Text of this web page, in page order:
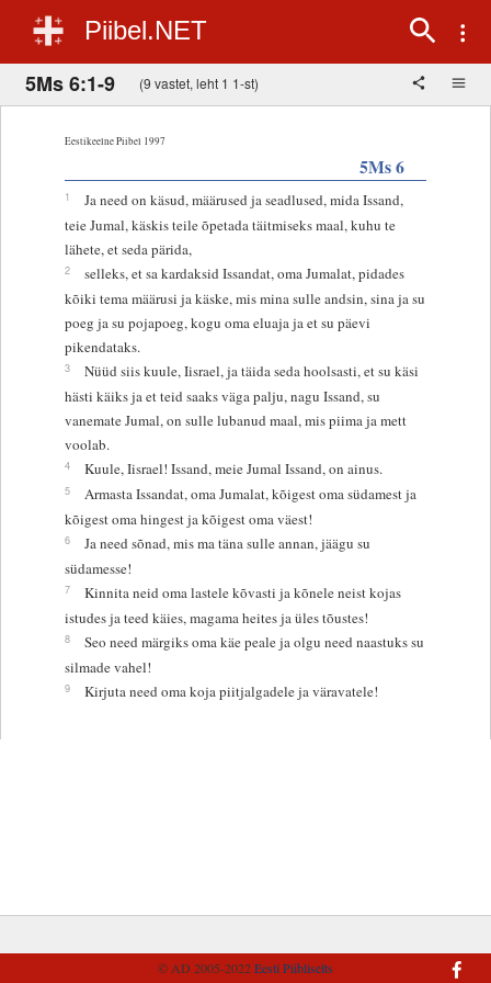
Piibel.NET
5Ms 6:1-9 (9 vastet, leht 1 1-st)
Eestikeelne Piibel 1997
5Ms 6
1
Ja need on käsud, määrused ja seadlused, mida Issand,
teie Jumal, käskis teile õpetada täitmiseks maal, kuhu te
lähete, et seda pärida,
2
selleks, et sa kardaksid Issandat, oma Jumalat, pidades
kõiki tema määrusi ja käske, mis mina sulle andsin, sina ja su
poeg ja su pojapoeg, kogu oma eluaja ja et su päevi
pikendataks.
3
Nüüd siis kuule, Iisrael, ja täida seda hoolsasti, et su käsi
hästi käiks ja et teid saaks väga palju, nagu Issand, su
vanemate Jumal, on sulle lubanud maal, mis piima ja mett
voolab.
4 Kuule, Iisrael! Issand, meie Jumal Issand, on ainus.
5
Armasta Issandat, oma Jumalat, kõigest oma südamest ja
kõigest oma hingest ja kõigest oma väest!
6
Ja need sõnad, mis ma täna sulle annan, jäägu su
südamesse!
7
Kinnita neid oma lastele kõvasti ja kõnele neist kojas
istudes ja teed käies, magama heites ja üles tõustes!
8
Seo need märgiks oma käe peale ja olgu need naastuks su
silmade vahel!
9 Kirjuta need oma koja piitjalgadele ja väravatele!
© AD 2005-2022Eesti Piibliselts